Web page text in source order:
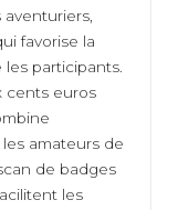
favorise la
participants.
cents euros
amateurs de
de badges
les